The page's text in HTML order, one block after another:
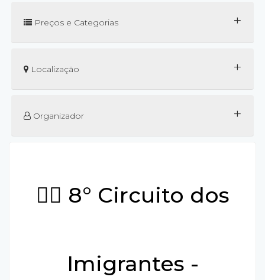
Preços e Categorias +
Localização +
Organizador +
🚴‍♂️ 8° Circuito dos
Imigrantes -